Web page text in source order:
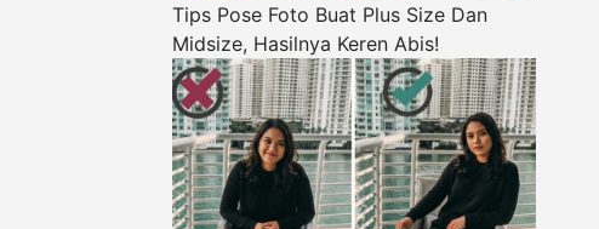
Tips Pose Foto Buat Plus Size Dan
Midsize, Hasilnya Keren Abis!